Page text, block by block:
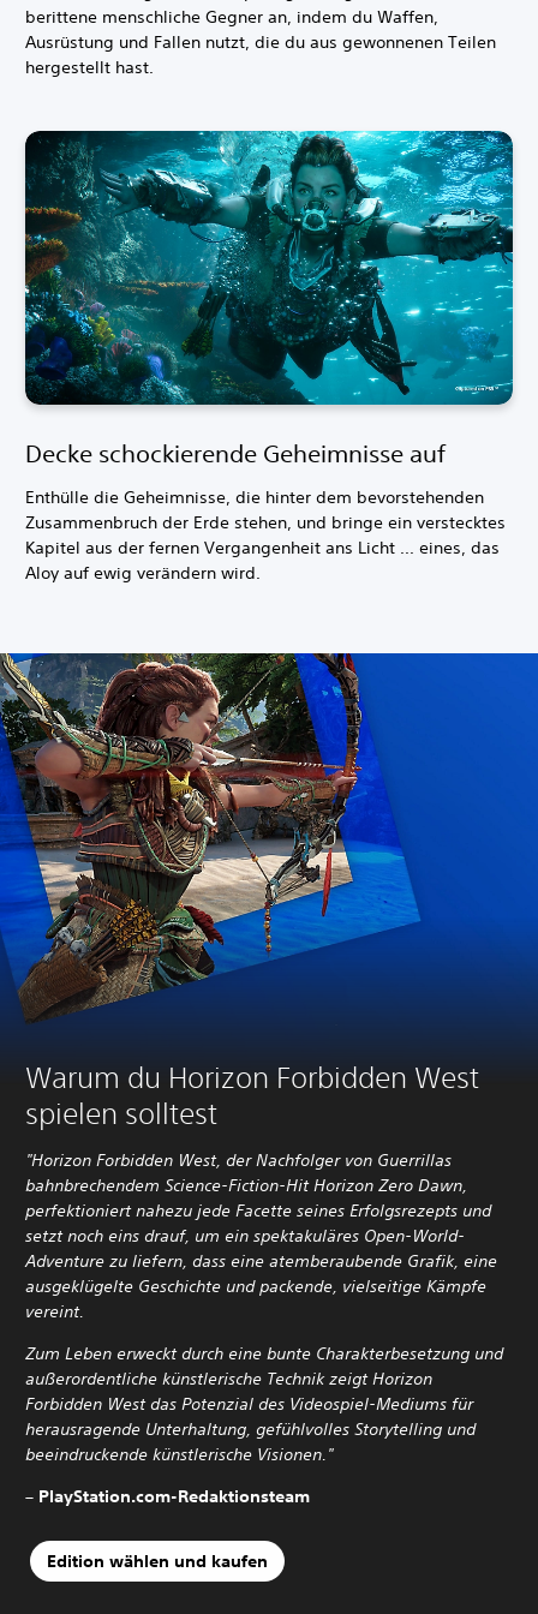
berittene menschliche Gegner an, indem du Waffen,
Ausrüstung und Fallen nutzt, die du aus gewonnenen Teilen
hergestellt hast.
Decke schockierende Geheimnisse auf
Enthülle die Geheimnisse, die hinter dem bevorstehenden
Zusammenbruch der Erde stehen, und bringe ein verstecktes
Kapitel aus der fernen Vergangenheit ans Licht ... eines, das
Aloy auf ewig verändern wird.
Warum du Horizon Forbidden West
spielen solltest
"Horizon Forbidden West, der Nachfolger von Guerrillas
bahnbrechendem Science-Fiction-Hit Horizon Zero Dawn,
perfektioniert nahezu jede Facette seines Erfolgsrezepts und
setzt noch eins drauf, um ein spektakuläres Open-World-
Adventure zu liefern, dass eine atemberaubende Grafik, eine
ausgeklügelte Geschichte und packende, vielseitige Kämpfe
vereint.
Zum Leben erweckt durch eine bunte Charakterbesetzung und
außerordentliche künstlerische Technik zeigt Horizon
Forbidden West das Potenzial des Videospiel-Mediums für
herausragende Unterhaltung, gefühlvolles Storytelling und
beeindruckende künstlerische Visionen."
– PlayStation.com-Redaktionsteam
Edition wählen und kaufen